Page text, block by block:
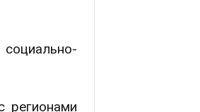
регионами